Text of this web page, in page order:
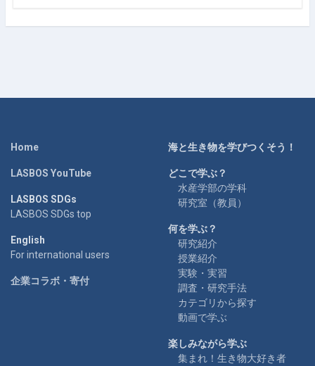
Home
LASBOS YouTube
LASBOS SDGs
LASBOS SDGs top
English
For international users
企業コラボ・寄付
海と生き物を学びつくそう！
どこで学ぶ？
水産学部の学科
研究室（教員）
何を学ぶ？
研究紹介
授業紹介
実験・実習
調査・研究手法
カテゴリから探す
動画で学ぶ
楽しみながら学ぶ
集まれ！生き物大好き者